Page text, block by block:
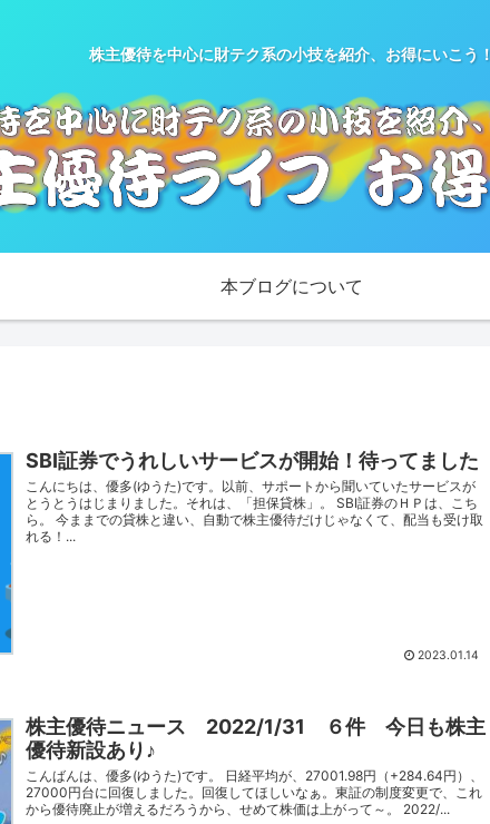
株主優待を中心に財テク系の小技を紹介、お得にいこう！
本ブログについて
SBI証券でうれしいサービスが開始！待ってました
こんにちは、優多(ゆうた)です。以前、サポートから聞いていたサービスが
とうとうはじまりました。それは、「担保貸株」。 SBI証券のＨＰは、こち
ら。 今ままでの貸株と違い、自動で株主優待だけじゃなくて、配当も受け取
れる！...
2023.01.14
株主優待ニュース 2022/1/31 ６件 今日も株主
優待新設あり♪
こんばんは、優多(ゆうた)です。 日経平均が、27001.98円（+284.64円）、
27000円台に回復しました。回復してほしいなぁ。東証の制度変更で、これ
から優待廃止が増えるだろうから、せめて株価は上がって～。 2022/...